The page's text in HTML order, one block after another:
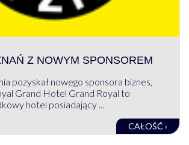
Z NOWYM SPONSOREM
pozyskał nowego sponsora biznes,
Grand Hotel Grand Royal to
hotel posiadający ...
CAŁOŚĆ ›